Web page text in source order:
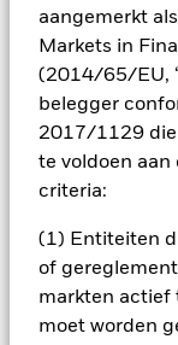
aangemerkt
Markets in
(2014/65/EU,
belegger
2017/1129
te voldoen aan
criteria:
(1) Entiteiten
of
markten actief
moet worden
afval te
materialen te
ontwerpen om
moedigen. In
Fonds in een
marktkapitalisatie
van het bedrijf,
grondstoffen (bv.
binnen alle
de Circulaire
in het Prospectus: